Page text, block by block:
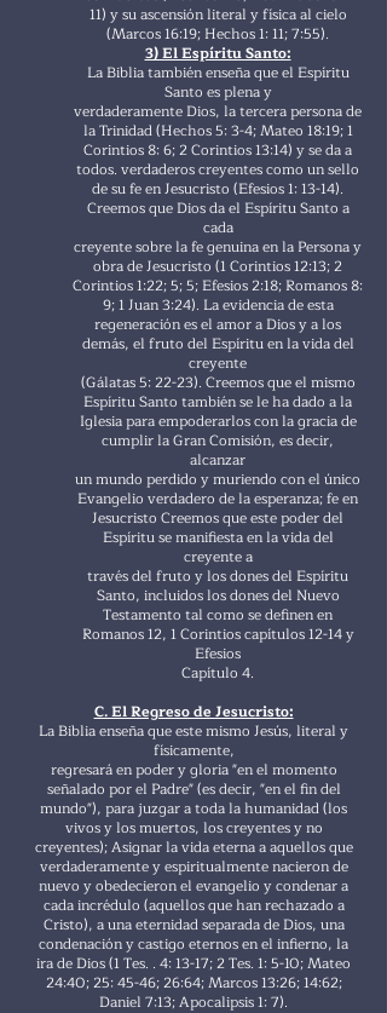
11) y su ascensión literal y física al cielo
(Marcos 16:19; Hechos 1: 11; 7:55).
3) El Espíritu Santo:
La Biblia también enseña que el Espíritu
Santo es plena y
verdaderamente Dios, la tercera persona de
la Trinidad (Hechos 5: 3-4; Mateo 18:19; 1
Corintios 8: 6; 2 Corintios 13:14) y se da a
todos. verdaderos creyentes como un sello
de su fe en Jesucristo (Efesios 1: 13-14).
Creemos que Dios da el Espíritu Santo a
cada
creyente sobre la fe genuina en la Persona y
obra de Jesucristo (1 Corintios 12:13; 2
Corintios 1:22; 5; 5; Efesios 2:18; Romanos 8:
9; 1 Juan 3:24). La evidencia de esta
regeneración es el amor a Dios y a los
demás, el fruto del Espíritu en la vida del
creyente
(Gálatas 5: 22-23). Creemos que el mismo
Espíritu Santo también se le ha dado a la
Iglesia para empoderarlos con la gracia de
cumplir la Gran Comisión, es decir,
alcanzar
un mundo perdido y muriendo con el único
Evangelio verdadero de la esperanza; fe en
Jesucristo Creemos que este poder del
Espíritu se manifiesta en la vida del
creyente a
través del fruto y los dones del Espíritu
Santo, incluidos los dones del Nuevo
Testamento tal como se definen en
Romanos 12, 1 Corintios capítulos 12-14 y
Efesios
Capítulo 4.
C. El Regreso de Jesucristo:
La Biblia enseña que este mismo Jesús, literal y
físicamente,
regresará en poder y gloria "en el momento
señalado por el Padre" (es decir, "en el fin del
mundo"), para juzgar a toda la humanidad (los
vivos y los muertos, los creyentes y no
creyentes); Asignar la vida eterna a aquellos que
verdaderamente y espiritualmente nacieron de
nuevo y obedecieron el evangelio y condenar a
cada incrédulo (aquellos que han rechazado a
Cristo), a una eternidad separada de Dios, una
condenación y castigo eternos en el infierno, la
ira de Dios (1 Tes. . 4: 13-17; 2 Tes. 1: 5-10; Mateo
24:40; 25: 45-46; 26:64; Marcos 13:26; 14:62;
Daniel 7:13; Apocalipsis 1: 7).